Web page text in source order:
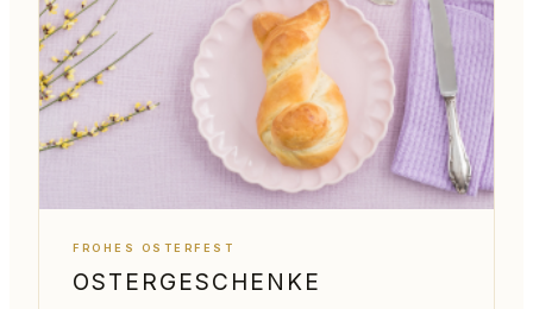
FROHES OSTERFEST
OSTERGESCHENKE